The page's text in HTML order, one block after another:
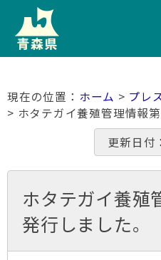
ホーム > プレ
> ホタテガイ養殖管理情報
更新日付
ホタテガイ養殖
発行しました。